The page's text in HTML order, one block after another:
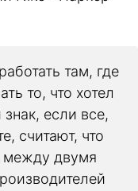
там, где
то, что хотел
если все,
считают, что
между двумя